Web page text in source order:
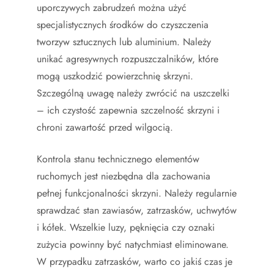
uporczywych zabrudzeń można użyć
specjalistycznych środków do czyszczenia
tworzyw sztucznych lub aluminium. Należy
unikać agresywnych rozpuszczalników, które
mogą uszkodzić powierzchnię skrzyni.
Szczególną uwagę należy zwrócić na uszczelki
– ich czystość zapewnia szczelność skrzyni i
chroni zawartość przed wilgocią.
Kontrola stanu technicznego elementów
ruchomych jest niezbędna dla zachowania
pełnej funkcjonalności skrzyni. Należy regularnie
sprawdzać stan zawiasów, zatrzasków, uchwytów
i kółek. Wszelkie luzy, pęknięcia czy oznaki
zużycia powinny być natychmiast eliminowane.
W przypadku zatrzasków, warto co jakiś czas je